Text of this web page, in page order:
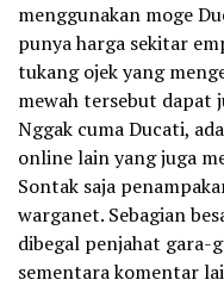
menggunakan moge
punya harga sekitar
tukang ojek yang
mewah tersebut dapat
Nggak cuma Ducati,
online lain yang juga
Sontak saja
warganet. Sebagian
dibegal penjahat gara-
sementara komentar